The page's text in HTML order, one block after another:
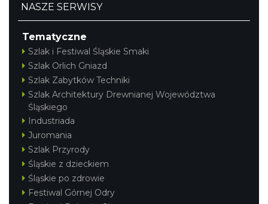
NASZE SERWISY
Tematyczne
Szlak i Festiwal Śląskie Smaki
Szlak Orlich Gniazd
Szlak Zabytków Techniki
Szlak Architektury Drewnianej Województwa
Śląskiego
Industriada
Juromania
Szlak Przyrody
Śląskie z dzieckiem
Śląskie po zdrowie
Festiwal Górnej Odry